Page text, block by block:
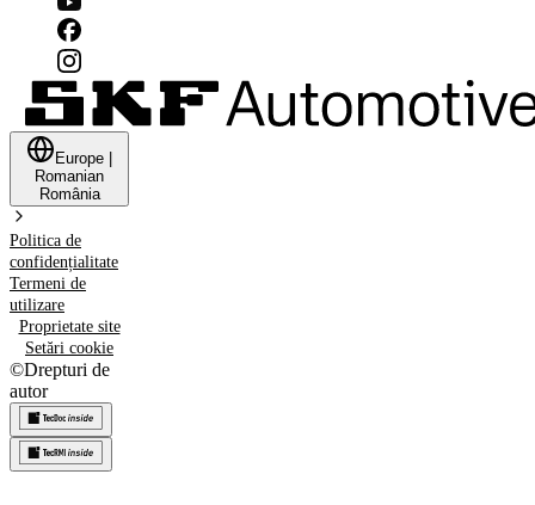
Europe
Romanian
România
Politica de
confidențialitate
Termeni de
utilizare
Proprietate site
Setări cookie
©Drepturi de
autor